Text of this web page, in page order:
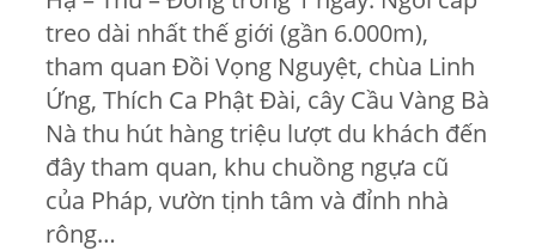
treo dài nhất thế giới (gần 6.000m),
tham quan Đồi Vọng Nguyệt, chùa Linh
Ứng, Thích Ca Phật Đài, cây Cầu Vàng Bà
Nà thu hút hàng triệu lượt du khách đến
đây tham quan, khu chuồng ngựa cũ
của Pháp, vườn tịnh tâm và đỉnh nhà
rông…